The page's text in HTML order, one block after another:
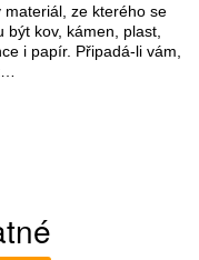
materiál, ze kterého se
kov, kámen, plast,
i papír. Připadá-li vám,